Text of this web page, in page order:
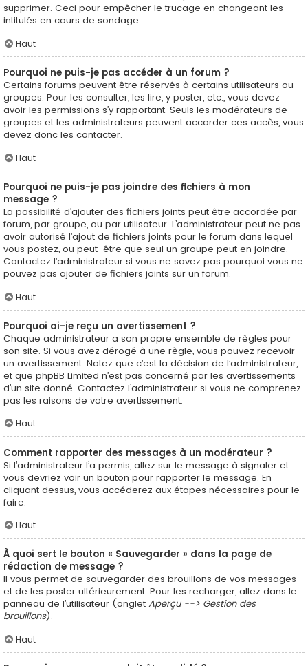
supprimer. Ceci pour empêcher le trucage en changeant les
intitulés en cours de sondage.
Haut
Pourquoi ne puis-je pas accéder à un forum ?
Certains forums peuvent être réservés à certains utilisateurs ou
groupes. Pour les consulter, les lire, y poster, etc., vous devez
avoir les permissions s’y rapportant. Seuls les modérateurs de
groupes et les administrateurs peuvent accorder ces accès, vous
devez donc les contacter.
Haut
Pourquoi ne puis-je pas joindre des fichiers à mon
message ?
La possibilité d’ajouter des fichiers joints peut être accordée par
forum, par groupe, ou par utilisateur. L’administrateur peut ne pas
avoir autorisé l’ajout de fichiers joints pour le forum dans lequel
vous postez, ou peut-être que seul un groupe peut en joindre.
Contactez l’administrateur si vous ne savez pas pourquoi vous ne
pouvez pas ajouter de fichiers joints sur un forum.
Haut
Pourquoi ai-je reçu un avertissement ?
Chaque administrateur a son propre ensemble de règles pour
son site. Si vous avez dérogé à une règle, vous pouvez recevoir
un avertissement. Notez que c’est la décision de l’administrateur,
et que phpBB Limited n’est pas concerné par les avertissements
d’un site donné. Contactez l’administrateur si vous ne comprenez
pas les raisons de votre avertissement.
Haut
Comment rapporter des messages à un modérateur ?
Si l’administrateur l’a permis, allez sur le message à signaler et
vous devriez voir un bouton pour rapporter le message. En
cliquant dessus, vous accéderez aux étapes nécessaires pour le
faire.
Haut
À quoi sert le bouton « Sauvegarder » dans la page de
rédaction de message ?
Il vous permet de sauvegarder des brouillons de vos messages
et de les poster ultérieurement. Pour les recharger, allez dans le
panneau de l’utilisateur (onglet Aperçu --> Gestion des
brouillons).
Haut